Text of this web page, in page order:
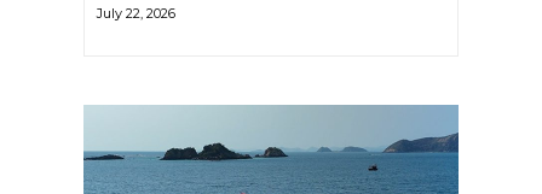
แหลมพันวา ทางตะวันออกเฉียงใต้ของเกาะ
July 22, 2026